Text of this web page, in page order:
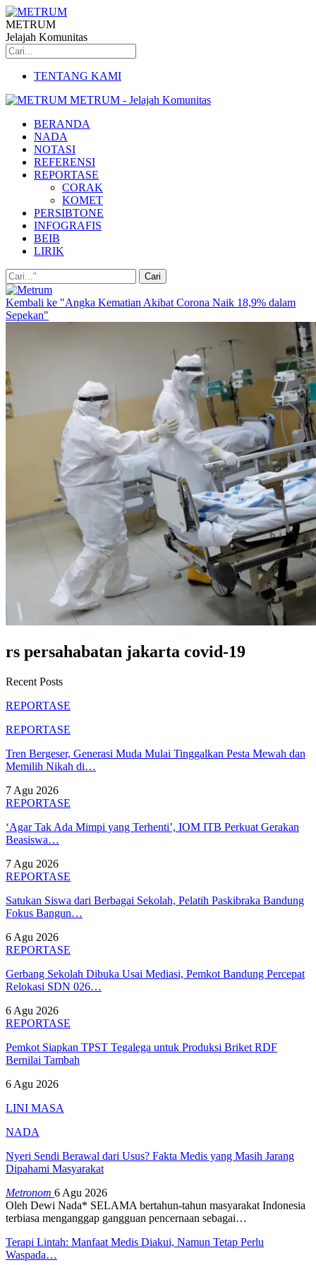
METRUM
Jelajah Komunitas
TENTANG KAMI
METRUM - Jelajah Komunitas
BERANDA
NADA
NOTASI
REFERENSI
REPORTASE
CORAK
KOMET
PERSIBTONE
INFOGRAFIS
BEIB
LIRIK
Kembali ke "Angka Kematian Akibat Corona Naik 18,9% dalam
Sepekan"
rs persahabatan jakarta covid-19
Recent Posts
REPORTASE
REPORTASE
Tren Bergeser, Generasi Muda Mulai Tinggalkan Pesta Mewah dan
Memilih Nikah di…
7 Agu 2026
REPORTASE
‘Agar Tak Ada Mimpi yang Terhenti’, IOM ITB Perkuat Gerakan
Beasiswa…
7 Agu 2026
REPORTASE
Satukan Siswa dari Berbagai Sekolah, Pelatih Paskibraka Bandung
Fokus Bangun…
6 Agu 2026
REPORTASE
Gerbang Sekolah Dibuka Usai Mediasi, Pemkot Bandung Percepat
Relokasi SDN 026…
6 Agu 2026
REPORTASE
Pemkot Siapkan TPST Tegalega untuk Produksi Briket RDF
Bernilai Tambah
6 Agu 2026
LINI MASA
NADA
Nyeri Sendi Berawal dari Usus? Fakta Medis yang Masih Jarang
Dipahami Masyarakat
Metronom 6 Agu 2026
Oleh Dewi Nada* SELAMA bertahun-tahun masyarakat Indonesia
terbiasa menganggap gangguan pencernaan sebagai…
Terapi Lintah: Manfaat Medis Diakui, Namun Tetap Perlu
Waspada…